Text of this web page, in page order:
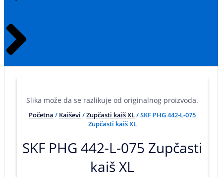
Slika može da se razlikuje od originalnog proizvoda.
Početna / Kaiševi /Zupčasti kaiš XL/ SKF PHG 442-L-075
Zupčasti kaiš XL
SKF PHG 442-L-075 Zupčasti
kaiš XL